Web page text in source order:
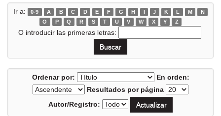
Ir a: 0-9 A B C D E F G H I J K L M
N
O
P Q R S T U V W X Y Z
O introducir las primeras letras:
Ordenar por:
En orden:
Resultados por página
Autor/Registro: